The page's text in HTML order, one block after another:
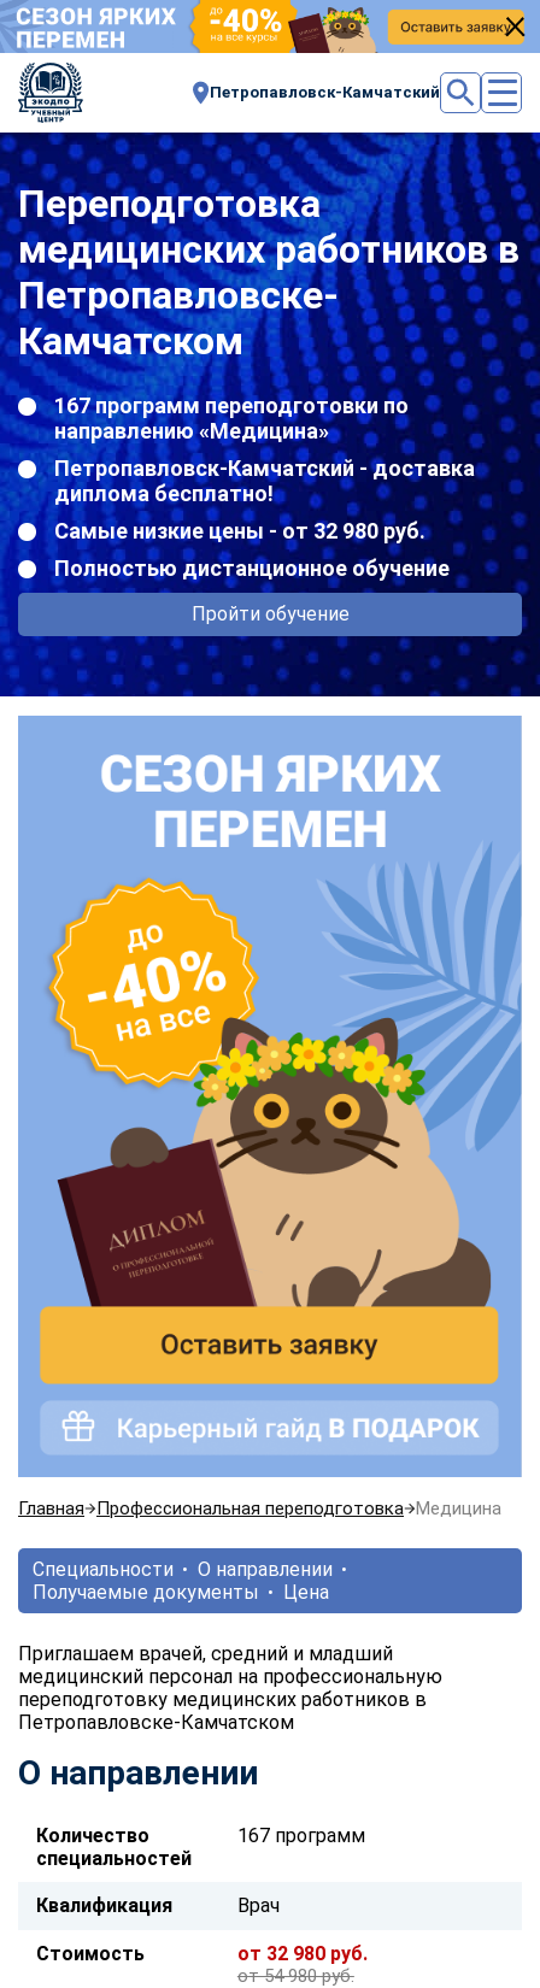
Петропавловск-Камчатский
Переподготовка
медицинских работников в
Петропавловске-
Камчатском
167 программ переподготовки по
направлению «Медицина»
Петропавловск-Камчатский - доставка
диплома бесплатно!
Самые низкие цены - от 32 980 руб.
Полностью дистанционное обучение
Пройти обучение
Главная Профессиональная переподготовка Медицина
Специальности
О направлении
Получаемые документы
Цена
Приглашаем врачей, средний и младший
медицинский персонал на профессиональную
переподготовку медицинских работников в
Петропавловске-Камчатском
О направлении
Количество
специальностей
167 программ
Квалификация Врач
Стоимость от 32 980 руб.
от 54 980 руб.